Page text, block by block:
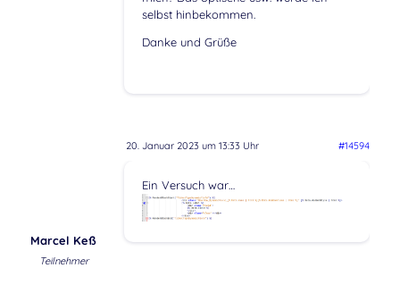
selbst hinbekommen.
Danke und Grüße
20. Januar 2023 um 13:33 Uhr #14594
Marcel Keß
Teilnehmer
Ein Versuch war…